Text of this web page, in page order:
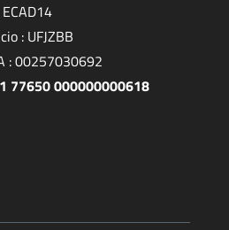
: UFJZBB
: 00257030692
77650 000000000618